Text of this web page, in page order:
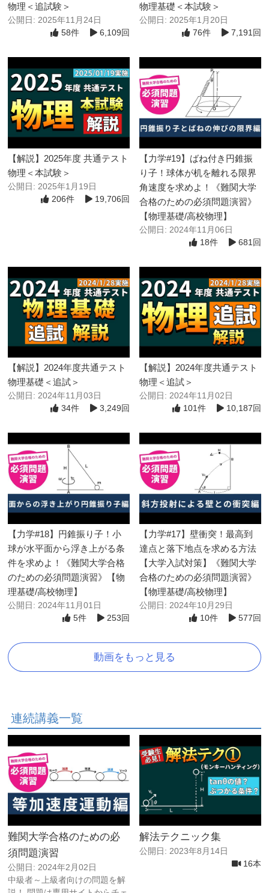
物理＜追試験＞
公開日: 2025年11月24日
6,109回
58件
物理基礎＜本試験＞
公開日: 2025年1月20日
7,191回
76件
【解説】2025年度 共通テスト
物理＜本試験＞
公開日: 2025年1月19日
19,706回
206件
【力学#19】ばね付き円錐振
り子！球体が机を離れる限界
角速度を求めよ！《難関大学
合格のための必須問題演習》
【物理基礎/高校物理】
公開日: 2024年11月06日
681回
18件
【解説】2024年度共通テスト
物理基礎＜追試＞
公開日: 2024年11月03日
3,249回
34件
【解説】2024年度共通テスト
物理＜追試＞
公開日: 2024年11月02日
10,187回
101件
【力学#18】円錐振り子！小
球が水平面から浮き上がる条
件を求めよ！《難関大学合格
のための必須問題演習》【物
理基礎/高校物理】
公開日: 2024年11月01日
253回
5件
【力学#17】壁衝突！最高到
達点と落下地点を求める方法
【大学入試対策】《難関大学
合格のための必須問題演習》
【物理基礎/高校物理】
公開日: 2024年10月29日
577回
10件
動画をもっと見る
連続講義一覧
難関大学合格のための必
須問題演習
公開日: 2024年2月02日
中級者～上級者向けの問題を解
解法テクニック集
公開日: 2023年8月14日
16本